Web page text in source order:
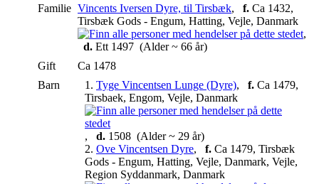
Familie Vincents Iversen Dyre, til Tirsbæk, f. Ca 1432,
Tirsbæk Gods - Engum, Hatting, Vejle, Danmark
,
d. Ett 1497 (Alder ~ 66 år)
Gift
Ca 1478
Barn
1. Tyge Vincentsen Lunge (Dyre), f. Ca 1479,
Tirsbaek, Engom, Vejle, Danmark
, d. 1508 (Alder ~ 29 år)
2. Ove Vincentsen Dyre, f. Ca 1479, Tirsbæk
Gods - Engum, Hatting, Vejle, Danmark, Vejle,
Region Syddanmark, Danmark